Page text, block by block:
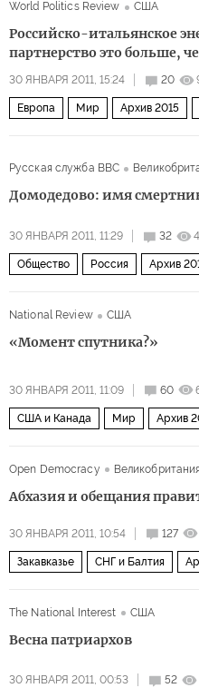
World Politics Review
США
Российско-итальянское
партнерство это больше,
30 ЯНВАРЯ 2011, 15:24 20
Европа Мир Архив 2015
Русская служба BBC
Домодедово: имя
30 ЯНВАРЯ 2011, 11:29 32
Общество Россия Архив
National Review США
«Момент спутника?»
30 ЯНВАРЯ 2011, 11:09 60
США и Канада Мир Архив
Open Democracy
Великобритания
Абхазия и обещания
30 ЯНВАРЯ 2011, 10:54 127
Закавказье СНГ и Балтия
The National Interest США
Весна патриархов
30 ЯНВАРЯ 2011, 00:53 52